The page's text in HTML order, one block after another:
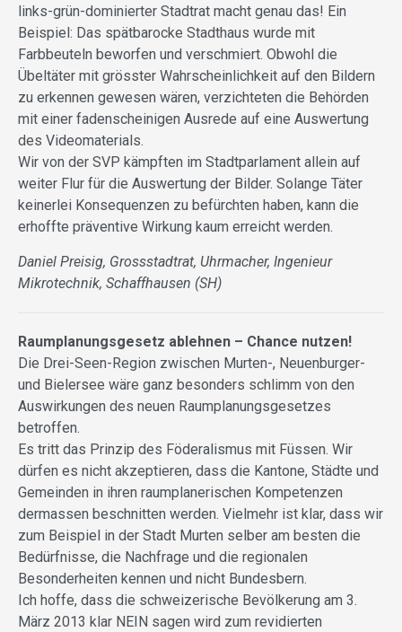
links-grün-dominierter Stadtrat macht genau das! Ein
Beispiel: Das spätbarocke Stadthaus wurde mit
Farbbeuteln beworfen und verschmiert. Obwohl die
Übeltäter mit grösster Wahrscheinlichkeit auf den Bildern
zu erkennen gewesen wären, verzichteten die Behörden
mit einer fadenscheinigen Ausrede auf eine Auswertung
des Videomaterials.
Wir von der SVP kämpften im Stadtparlament allein auf
weiter Flur für die Auswertung der Bilder. Solange Täter
keinerlei Konsequenzen zu befürchten haben, kann die
erhoffte präventive Wirkung kaum erreicht werden.
Daniel Preisig, Grossstadtrat, Uhrmacher, Ingenieur
Mikrotechnik, Schaffhausen (SH)
Raumplanungsgesetz ablehnen – Chance nutzen!
Die Drei-Seen-Region zwischen Murten-, Neuenburger-
und Bielersee wäre ganz besonders schlimm von den
Auswirkungen des neuen Raumplanungsgesetzes
betroffen.
Es tritt das Prinzip des Föderalismus mit Füs­sen. Wir
dürfen es nicht akzeptieren, dass die Kantone, Städte und
Gemeinden in ihren raumplanerischen Kompetenzen
dermassen beschnitten werden. Vielmehr ist klar, dass wir
zum Beispiel in der Stadt Murten selber am besten die
Bedürfnisse, die Nachfrage und die regionalen
Besonderheiten kennen und nicht Bundesbern.
Ich hoffe, dass die schweizerische Bevölkerung am 3.
März 2013 klar NEIN sagen wird zum revidierten